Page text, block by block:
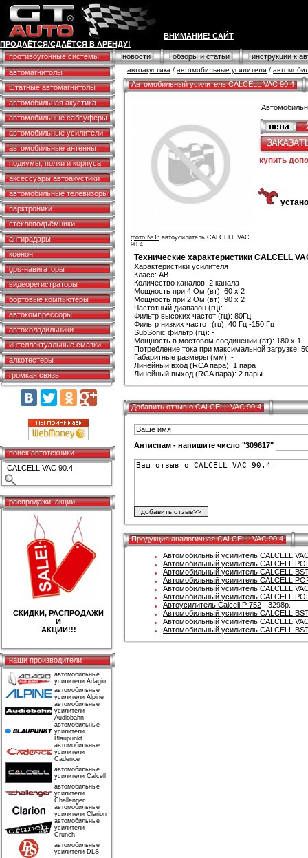
ВНИМАНИЕ! САЙТ
ПРОДАЁТСЯ/СДАЁТСЯ В АРЕНДУ!
противоугонные системы
новости обзоры и статьи
инструкции к
автомагнитолы
штатные автомагнитолы
автомобильная акустика
автомобильные сабвуферы
автомобильные усилители
автомобильные антенны
подиумы, полки и корпуса
аксессуары автоакустики
автомобильные телевизоры
парктроники
стеклоподъёмники
антирадары
ксенон
gps-навигаторы
видеорегистраторы
бортовые компьютеры
автокомпрессоры
автохолодильники
интеллектуальные смазки
алкотестеры
громкая связь
поиск автотехники
распродажи, акции!
СКИДКИ, РАСПРОДАЖИ
И
АКЦИИ!!!
наши производители
автомобильные
усилители Adagio
автомобильные
усилители Alpine
автомобильные
усилители
Audiobahn
автомобильные
усилители
Blaupunkt
автомобильные
усилители
Cadence
автомобильные
усилители Calcell
автомобильные
усилители
Challenger
автомобильные
усилители Clarion
автомобильные
усилители
Crunch
автомобильные
усилители DLS
автоакустика / автомобильные усилители /
Автомобильный усилитель CALCELL VAC 90.4
фото №1: автоусилитель CALCELL VAC
90.4
купить
Технические характеристики CALCELL
Характеристики усилителя
Класс: AB
Количество каналов: 2 канала
Мощность при 4 Ом (вт): 60 x 2
Мощность при 2 Ом (вт): 90 x 2
Частотный диапазон (гц): -
Фильтр высоких частот (гц): 80Гц
Фильтр низких частот (гц): 40 Гц -150 Гц
SubSonic фильтр (гц): -
Мощность в мостовом соединении (вт): 180 х 1
Потребление тока при максимальной загрузке:
Габаритные размеры (мм): -
Линейный вход (RCA пара): 1 пара
Линейный выход (RCA пара): 2 пары
Добавить отзыв о CALCELL VAC 90.4
Антиспам - напишите число "309617"
Продукция аналогичная CALCELL VAC 90.4
Автомобильный усилитель CALCELL
Автомобильный усилитель CALCELL
Автомобильный усилитель CALCELL
Автомобильный усилитель CALCELL
Автомобильный усилитель CALCELL
Автомобильный усилитель CALCELL
Автоусилитель Calcell P 752 - 3298р.
Автомобильный усилитель CALCELL
Автомобильный усилитель CALCELL
Автомобильный усилитель CALCELL